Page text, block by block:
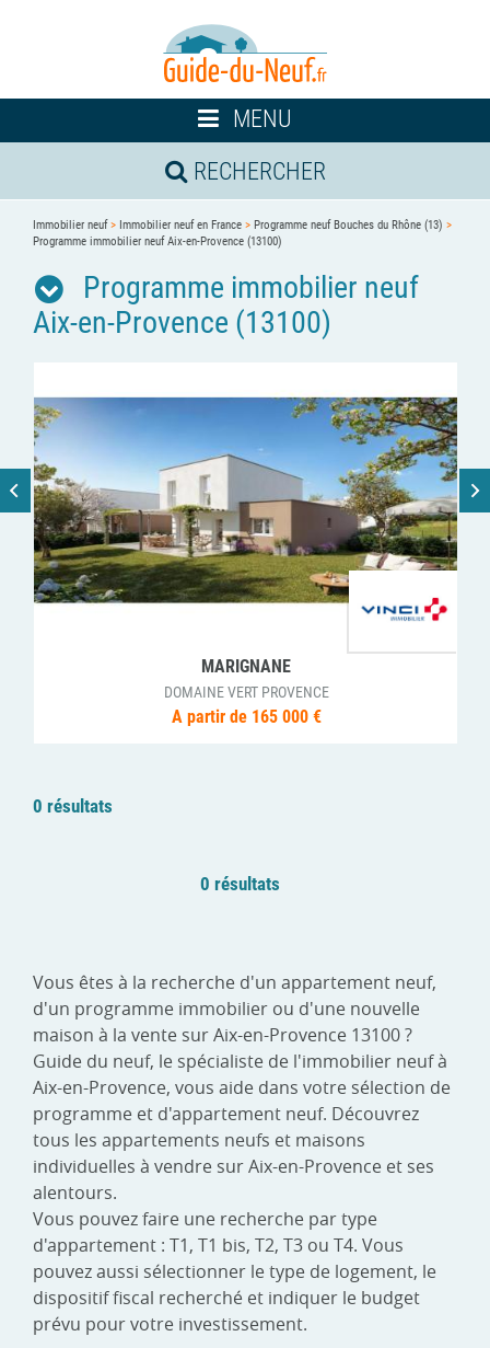
Toggle
navigation
MENU
RECHERCHER
Immobilier neuf> Immobilier neuf en France > Programme neuf Bouches du Rhône (13) >
Programme immobilier neuf Aix-en-Provence (13100)
Programme immobilier neuf
Aix-en-Provence (13100)
MARIGNANE
DOMAINE VERT PROVENCE
A partir de 165 000 €
0 résultats
0 résultats
Vous êtes à la recherche d'un appartement neuf,
d'un programme immobilier ou d'une nouvelle
maison à la vente sur Aix-en-Provence 13100 ?
Guide du neuf, le spécialiste de l'immobilier neuf à
Aix-en-Provence, vous aide dans votre sélection de
programme et d'appartement neuf. Découvrez
tous les appartements neufs et maisons
individuelles à vendre sur Aix-en-Provence et ses
alentours.
Vous pouvez faire une recherche par type
d'appartement : T1, T1 bis, T2, T3 ou T4. Vous
pouvez aussi sélectionner le type de logement, le
dispositif fiscal recherché et indiquer le budget
prévu pour votre investissement.